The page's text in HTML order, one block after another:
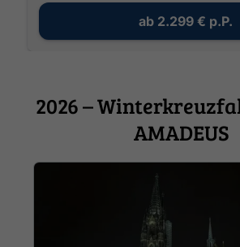
ab 2.299 € p.P.
2026 –
AMADEUS